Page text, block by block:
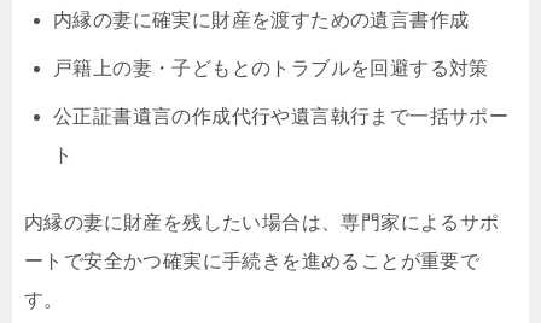
内縁の妻に確実に財産を渡すための遺言書作成
戸籍上の妻・子どもとのトラブルを回避する対策
公正証書遺言の作成代行や遺言執行まで一括サポー
ト
内縁の妻に財産を残したい場合は、専門家によるサポ
ートで安全かつ確実に手続きを進めることが重要で
す。